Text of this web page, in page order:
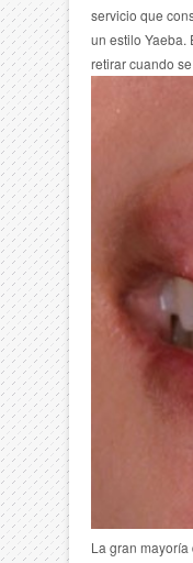
servicio que
un estilo Yaeba.
retirar cuando
La gran